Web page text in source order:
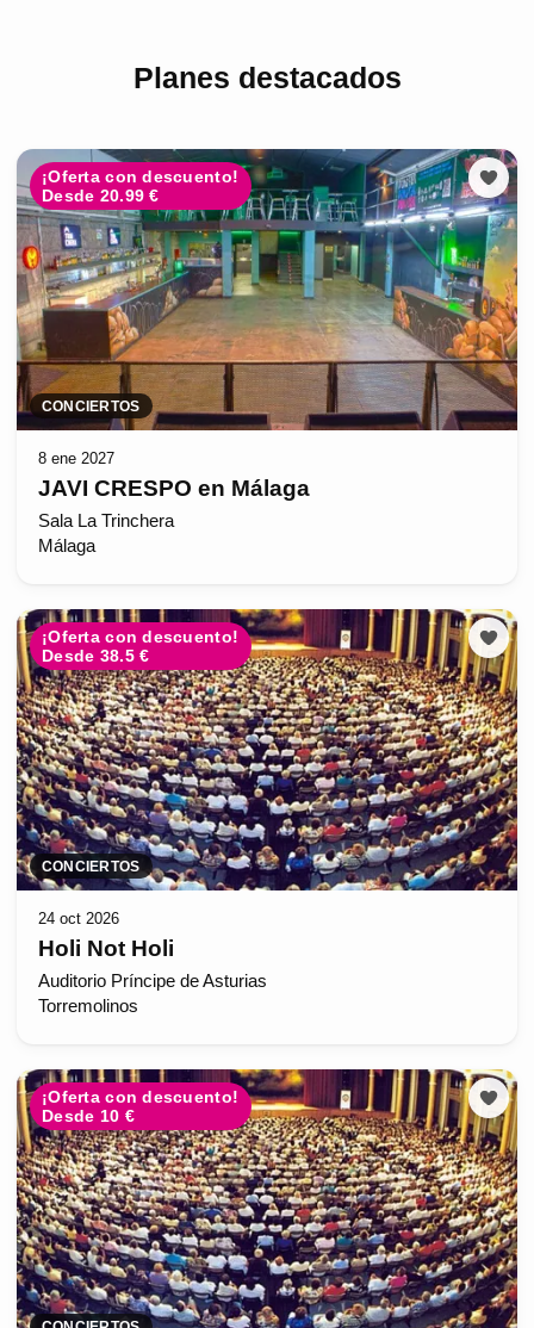
Planes destacados
¡Oferta con descuento!
Desde 20.99 €
CONCIERTOS
8 ene 2027
JAVI CRESPO en Málaga
Sala La Trinchera
Málaga
¡Oferta con descuento!
Desde 38.5 €
CONCIERTOS
24 oct 2026
Holi Not Holi
Auditorio Príncipe de Asturias
Torremolinos
¡Oferta con descuento!
Desde 10 €